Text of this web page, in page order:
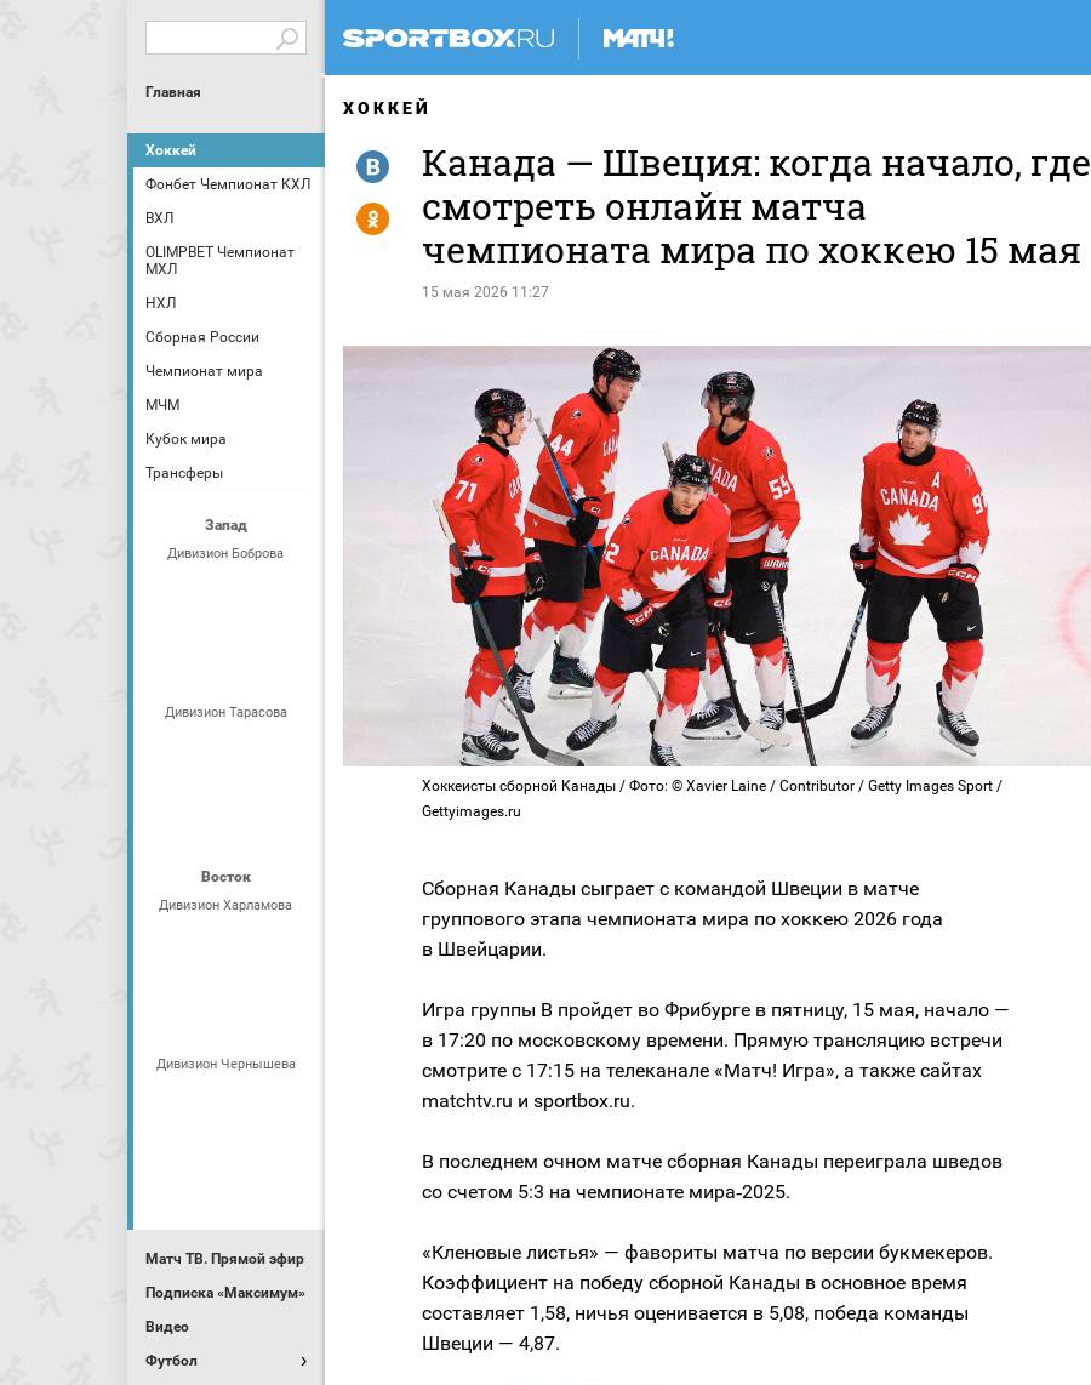
Главная
Хоккей
Фонбет Чемпионат КХЛ
ВХЛ
OLIMPBET Чемпионат
МХЛ
НХЛ
Сборная России
Чемпионат мира
МЧМ
Кубок мира
Трансферы
Запад
Дивизион Боброва
Дивизион Тарасова
Восток
Дивизион Харламова
Дивизион Чернышева
Матч ТВ. Прямой эфир
Подписка «Максимум»
Видео
Футбол
ХОККЕЙ
Канада — Швеция: когда начало, где
смотреть онлайн матча
чемпионата мира по хоккею 15 мая
15 мая 2026 11:27
R
Y
Хоккеисты сборной Канады / Фото: © Xavier Laine / Contributor / Getty Images Sport /
Gettyimages.ru
Сборная Канады сыграет с командой Швеции в матче
группового этапа чемпионата мира по хоккею 2026 года
в Швейцарии.
Игра группы B пройдет во Фрибурге в пятницу, 15 мая, начало —
в 17:20 по московскому времени. Прямую трансляцию встречи
смотрите с 17:15 на телеканале «Матч! Игра», а также сайтах
matchtv.ru и sportbox.ru.
В последнем очном матче сборная Канады переиграла шведов
со счетом 5:3 на чемпионате мира‑2025.
«Кленовые листья» — фавориты матча по версии букмекеров.
Коэффициент на победу сборной Канады в основное время
составляет 1,58, ничья оценивается в 5,08, победа команды
Швеции — 4,87.